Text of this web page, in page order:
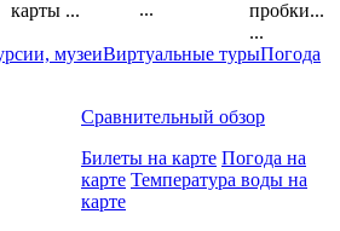
музеиВиртуальные турыПогода
Сравнительный обзор
Билеты на карте Погода на
карте Температура воды на
карте